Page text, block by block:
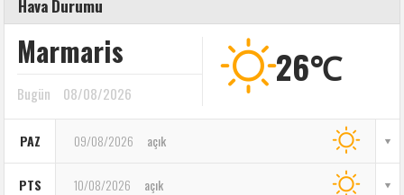
Hava Durumu
Marmaris
Bugün 08/08/2026
26℃
PAZ 09/08/2026 açık
PTS 10/08/2026 açık